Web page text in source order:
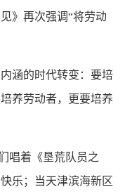
》再次强调“将劳动
涵的时代转变：要培
养劳动者，更要培养
唱着《垦荒队员之
乐；当天津滨海新区